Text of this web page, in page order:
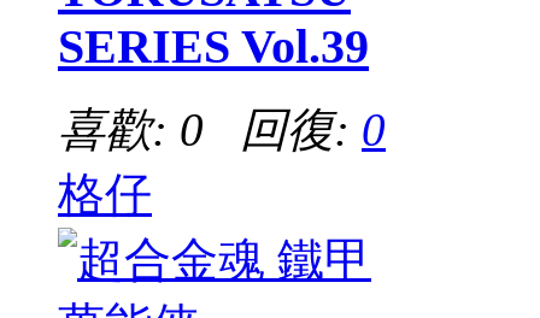
SERIES Vol.39
喜歡: 0 回復: 0
格仔